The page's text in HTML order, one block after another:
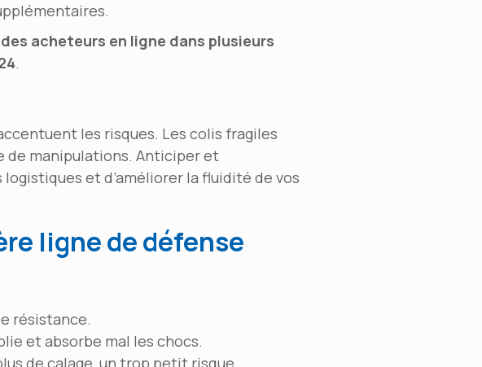
des acheteurs en ligne dans plusieurs
.
les risques. Les colis fragiles
de manipulations. Anticiper et
et d’améliorer la fluidité de vos
ligne de défense
résistance.
et absorbe mal les chocs.